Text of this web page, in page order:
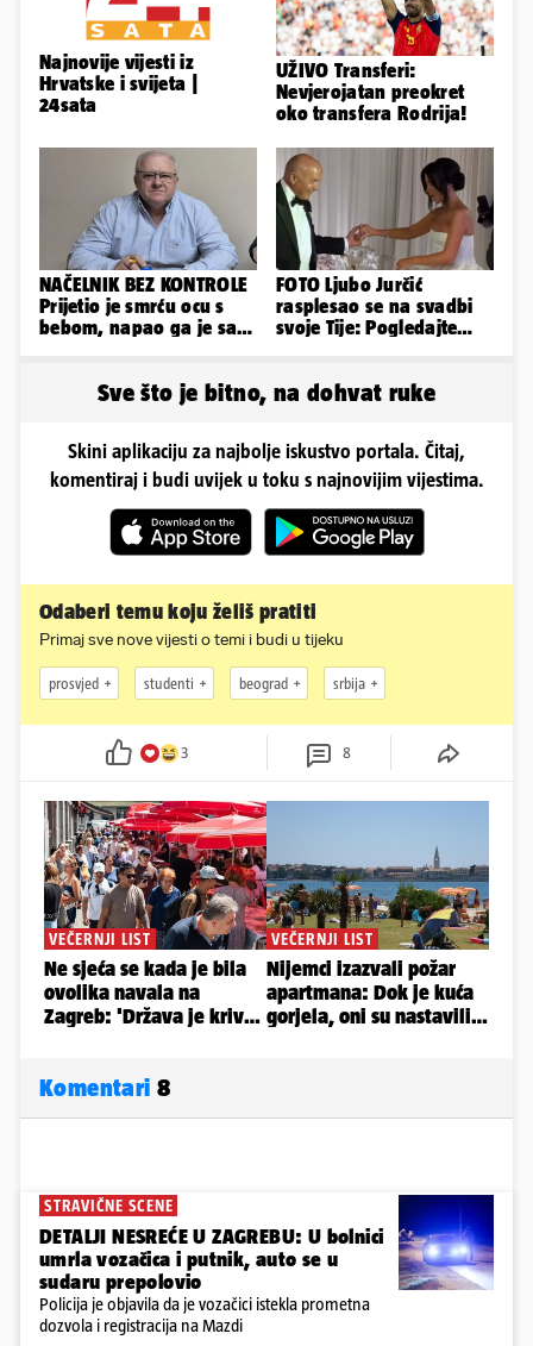
Najnovije vijesti iz
Hrvatske i svijeta |
24sata
UŽIVO Transferi:
Nevjerojatan preokret
oko transfera Rodrija!
NAČELNIK BEZ KONTROLE
Prijetio je smrću ocu s
bebom, napao ga je sa
FOTO Ljubo Jurčić
rasplesao se na svadbi
svoje Tije: Pogledajte
Sve što je bitno, na dohvat ruke
Skini aplikaciju za najbolje iskustvo portala. Čitaj,
komentiraj i budi uvijek u toku s najnovijim vijestima.
Odaberi temu koju želiš pratiti
Primaj sve nove vijesti o temi i budi u tijeku
prosvjed studenti beograd srbija
3 8
Komentari 8
STRAVIČNE SCENE
DETALJI NESREĆE U ZAGREBU: U bolnici
umrla vozačica i putnik, auto se u
sudaru prepolovio
Policija je objavila da je vozačici istekla prometna
dozvola i registracija na Mazdi